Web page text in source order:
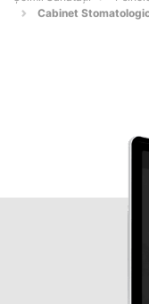
Cabinet